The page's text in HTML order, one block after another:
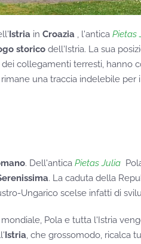
Istria in Croazia , l'antica Pietas
storico dell'Istria. La sua
collegamenti terresti, hanno
rimane una traccia indelebile per
. Dell'antica Pietas Julia
. La caduta della
Ungarico scelse infatti di
Pola e tutta l'Istria
Istria, che grossomodo, ricalca